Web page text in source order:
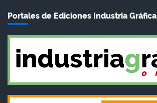
Portales de Ediciones Industria Gráfica